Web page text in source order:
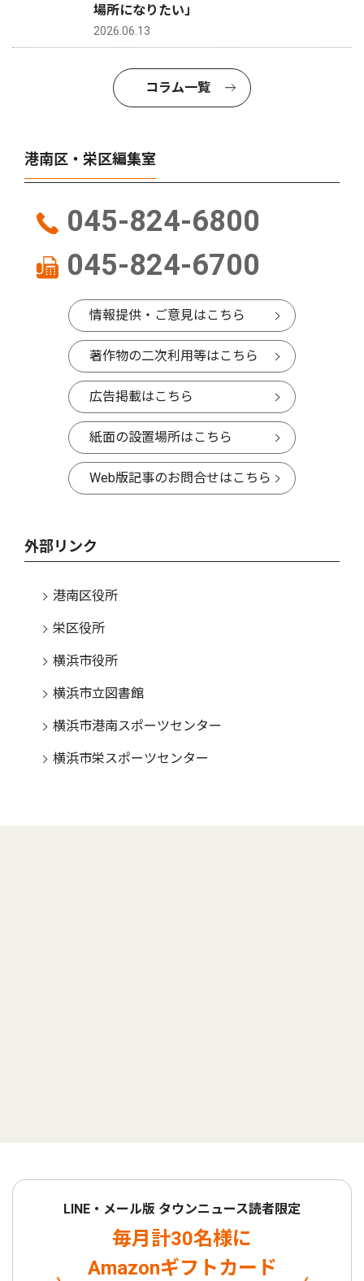
場所になりたい」
2026.06.13
コラム一覧
港南区・栄区編集室
045-824-6800
045-824-6700
情報提供・ご意見はこちら
著作物の二次利用等はこちら
広告掲載はこちら
紙面の設置場所はこちら
Web版記事のお問合せはこちら
外部リンク
港南区役所
栄区役所
横浜市役所
横浜市立図書館
横浜市港南スポーツセンター
横浜市栄スポーツセンター
LINE・メール版 タウンニュース読者限定
毎月計30名様に
Amazonギフトカード